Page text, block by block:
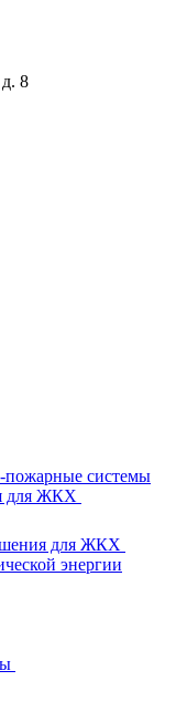
8
пожарные системы
для ЖКХ
для ЖКХ
энергии